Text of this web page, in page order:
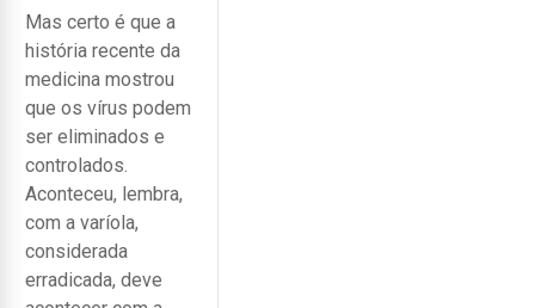
Mas certo é que a
história recente da
medicina mostrou
que os vírus podem
ser eliminados e
controlados.
Aconteceu, lembra,
com a varíola,
considerada
erradicada, deve